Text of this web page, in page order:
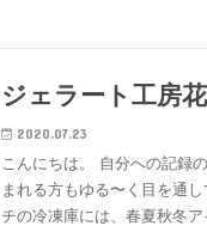
ジェラート工房
2020.07.23
こんにちは。 自分への記録
まれる方もゆる〜く目を通
チの冷凍庫には、春夏秋冬